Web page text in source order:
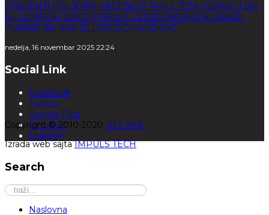
STUDENTI POLJOPRIVREDNOG FAKULTETA OBJAVILI DA
SU UGAŠENI TIKTOK PROFILI STUDENATA U BLOKADI:
“NAPAD NA NAS JE URODIO PLODOM”
nedelja, 16 novembar 2025 22:24
Social Link
Facebook
Twitter
Google Plus
Pinterest
Linkedin
Copyright © 2010-2020 RTV MIR.
Izrada web sajtaIMPULS TECH
Search
Naslovna